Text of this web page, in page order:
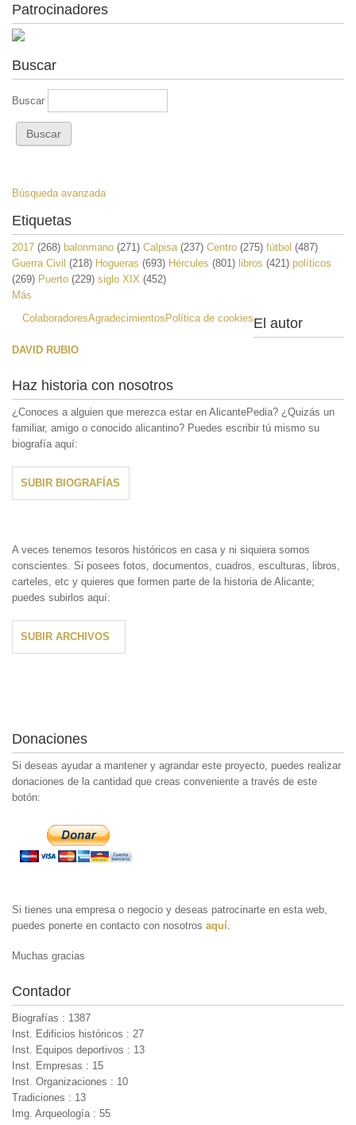
Patrocinadores
Buscar
Buscar
Búsqueda avanzada
Etiquetas
2017 (268) balonmano (271) Calpisa(237) Centro (275) fútbol (487)
Guerra Civil (218) Hogueras (693) Hércules (801) libros (421) políticos
(269) Puerto (229) siglo XIX (452)
Más
ColaboradoresAgradecimientosPolítica de cookiesEl autor
DAVID RUBIO
Haz historia con nosotros
¿Conoces a alguien que merezca estar en AlicantePedia? ¿Quizás un
familiar, amigo o conocido alicantino? Puedes escribir tú mismo su
biografía aquí:
SUBIR BIOGRAFÍAS
A veces tenemos tesoros históricos en casa y ni siquiera somos
conscientes. Si posees fotos, documentos, cuadros, esculturas, libros,
carteles, etc y quieres que formen parte de la historia de Alicante;
puedes subirlos aquí:
SUBIR ARCHIVOS
Donaciones
Si deseas ayudar a mantener y agrandar este proyecto, puedes realizar
donaciones de la cantidad que creas conveniente a través de este
botón:
Si tienes una empresa o negocio y deseas patrocinarte en esta web,
puedes ponerte en contacto con nosotros aquí
Muchas gracias
Contador
Biografías : 1387
Inst. Edificios históricos : 27
Inst. Equipos deportivos : 13
Inst. Empresas : 15
Inst. Organizaciones : 10
Tradiciones : 13
Img. Arqueología : 55